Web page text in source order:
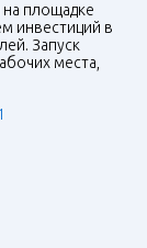
на площадке
инвестиций в
Запуск
места,